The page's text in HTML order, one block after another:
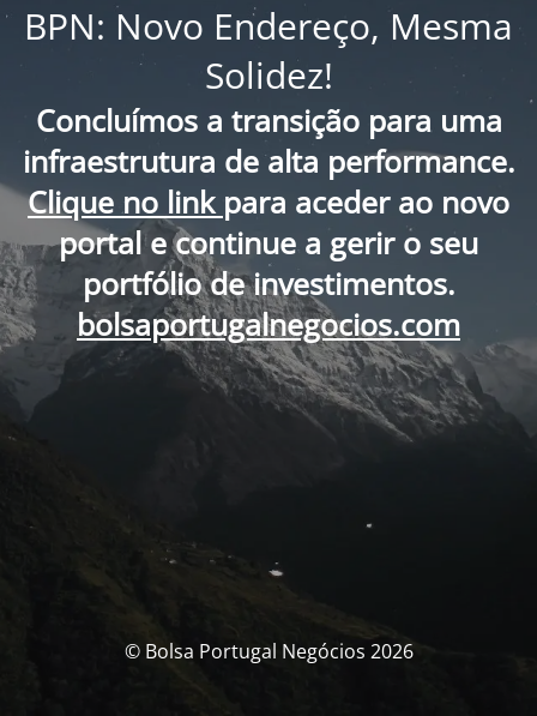
BPN: Novo Endereço, Mesma
Solidez!
Concluímos a transição para uma
infraestrutura de alta performance.
Clique no link para aceder ao novo
portal e continue a gerir o seu
portfólio de investimentos.
bolsaportugalnegocios.com
© Bolsa Portugal Negócios 2026